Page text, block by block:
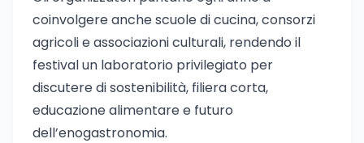
coinvolgere anche scuole di cucina, consorzi
agricoli e associazioni culturali, rendendo il
festival un laboratorio privilegiato per
discutere di sostenibilità, filiera corta,
educazione alimentare e futuro
dell’enogastronomia.